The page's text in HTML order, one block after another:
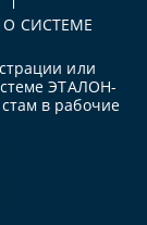
О СИСТЕМЕ
или
ЭТАЛОН-
в рабочие